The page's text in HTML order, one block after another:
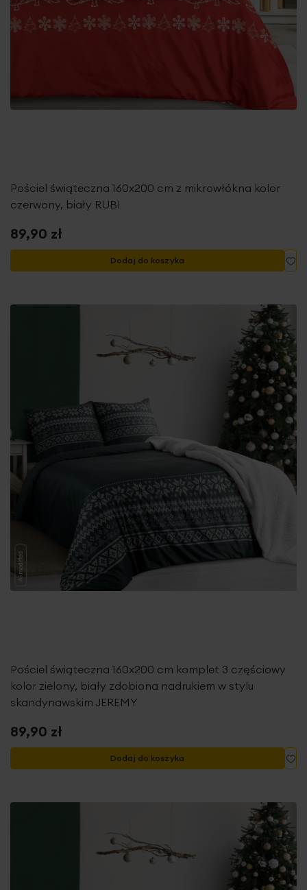
Pościel świąteczna 160x200 cm z mikrowłókna kolor
czerwony, biały RUBI
89,90 zł
Dodaj do koszyka
Pościel świąteczna 160x200 cm komplet 3 częściowy
kolor zielony, biały zdobiona nadrukiem w stylu
skandynawskim JEREMY
89,90 zł
Dodaj do koszyka